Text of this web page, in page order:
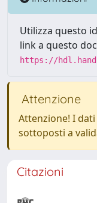
Utilizza questo
link a questo
https://
Attenzione
Attenzione! I
sottoposti a
Citazioni